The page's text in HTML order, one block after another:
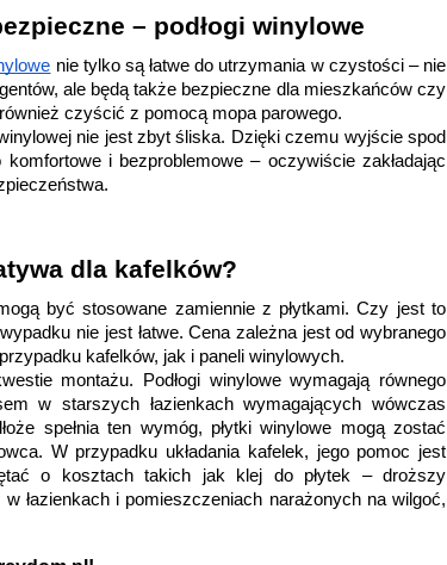
– podłogi winylowe
nie tylko są łatwe do utrzymania w czystości ‒ nie
ale będą także bezpieczne dla mieszkańców czy
czyścić z pomocą mopa parowego.
nie jest zbyt śliska. Dzięki czemu wyjście spod
i bezproblemowe – oczywiście zakładając
dla kafelków?
być stosowane zamiennie z płytkami. Czy jest to
nie jest łatwe. Cena zależna jest od wybranego
kafelków, jak i paneli winylowych.
montażu. Podłogi winylowe wymagają równego
w starszych łazienkach wymagających wówczas
spełnia ten wymóg, płytki winylowe mogą zostać
W przypadku układania kafelek, jego pomoc jest
o kosztach takich jak klej do płytek – droższy
łazienkach i pomieszczeniach narażonych na wilgoć,